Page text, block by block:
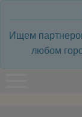
Ищем
любом